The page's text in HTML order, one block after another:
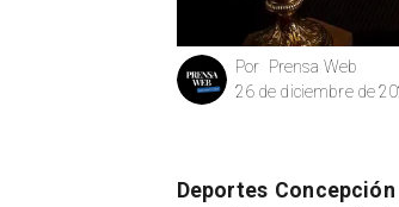
Prensa Web
Por
26 de diciembre de
Deportes Concepción